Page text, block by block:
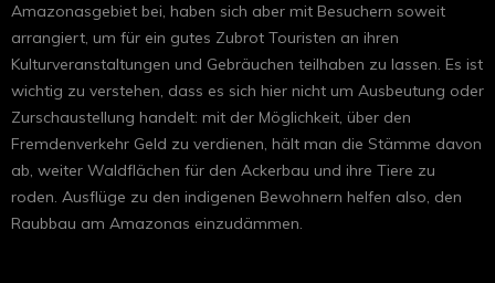
Amazonasgebiet bei, haben sich aber mit Besuchern soweit
arrangiert, um für ein gutes Zubrot Touristen an ihren
Kulturveranstaltungen und Gebräuchen teilhaben zu lassen. Es ist
wichtig zu verstehen, dass es sich hier nicht um Ausbeutung oder
Zurschaustellung handelt: mit der Möglichkeit, über den
Fremdenverkehr Geld zu verdienen, hält man die Stämme davon
ab, weiter Waldflächen für den Ackerbau und ihre Tiere zu
roden. Ausflüge zu den indigenen Bewohnern helfen also, den
Raubbau am Amazonas einzudämmen.